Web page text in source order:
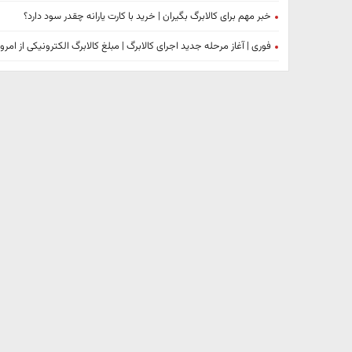
خبر مهم برای کالابرگ بگیران | خرید با کارت یارانه چقدر سود دارد؟
فوری | آغاز مرحله جدید اجرای کالابرگ | مبلغ کالابرگ الکترونیکی از